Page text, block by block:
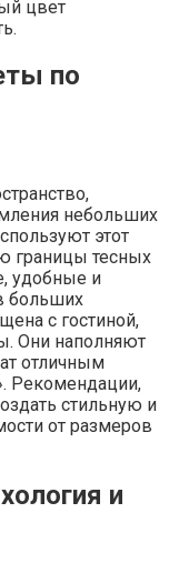
цвет
по
небольших
этот
границы тесных
удобные и
больших
с гостиной,
Они наполняют
отличным
Рекомендации,
стильную и
от размеров
и